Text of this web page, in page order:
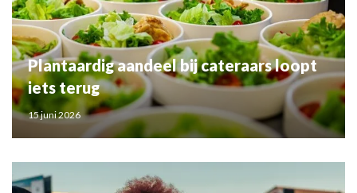
Plantaardig aandeel bij cateraars loopt
iets terug
15 juni 2026